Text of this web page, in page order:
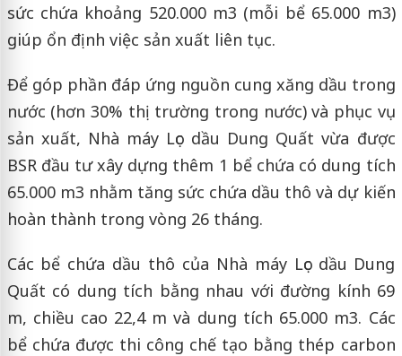
sức chứa khoảng 520.000 m3 (mỗi bể 65.000 m3)
giúp ổn định việc sản xuất liên tục.
Để góp phần đáp ứng nguồn cung xăng dầu trong
nước (hơn 30% thị trường trong nước) và phục vụ
sản xuất, Nhà máy Lọc dầu Dung Quất vừa được
BSR đầu tư xây dựng thêm 1 bể chứa có dung tích
65.000 m3 nhằm tăng sức chứa dầu thô và dự kiến
hoàn thành trong vòng 26 tháng.
Các bể chứa dầu thô của Nhà máy Lọc dầu Dung
Quất có dung tích bằng nhau với đường kính 69
m, chiều cao 22,4 m và dung tích 65.000 m3. Các
bể chứa được thi công chế tạo bằng thép carbon